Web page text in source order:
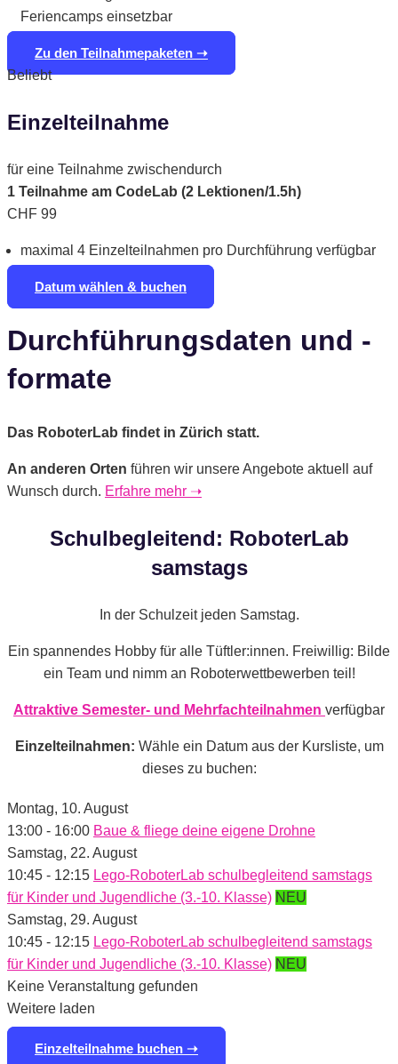
Feriencamps einsetzbar
Zu den Teilnahmepaketen ➝
Beliebt
Einzelteilnahme
für eine Teilnahme zwischendurch
1 Teilnahme am CodeLab (2 Lektionen/1.5h)
CHF 99
maximal 4 Einzelteilnahmen pro Durchführung verfügbar
Datum wählen & buchen
Durchführungsdaten und -
formate
Das RoboterLab findet in Zürich statt.
An anderen Orten führen wir unsere Angebote aktuell auf
Wunsch durch. Erfahre mehr ➝
Schulbegleitend: RoboterLab
samstags
In der Schulzeit jeden Samstag.
Ein spannendes Hobby für alle Tüftler:innen. Freiwillig: Bilde
ein Team und nimm an Roboterwettbewerben teil!
Attraktive Semester- und Mehrfachteilnahmen verfügbar
Einzelteilnahmen: Wähle ein Datum aus der Kursliste, um
dieses zu buchen:
Montag, 10. August
13:00 - 16:00 Baue & fliege deine eigene Drohne
Samstag, 22. August
10:45 - 12:15 Lego-RoboterLab schulbegleitend samstags
für Kinder und Jugendliche (3.-10. Klasse) NEU
Samstag, 29. August
10:45 - 12:15 Lego-RoboterLab schulbegleitend samstags
für Kinder und Jugendliche (3.-10. Klasse) NEU
Keine Veranstaltung gefunden
Weitere laden
Einzelteilnahme buchen ➝